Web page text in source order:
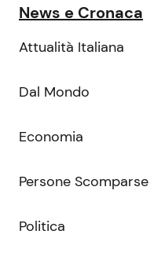
News e Cronaca
Attualità Italiana
Dal Mondo
Economia
Persone Scomparse
Politica